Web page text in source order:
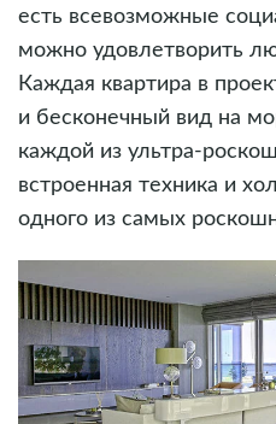
есть всевозможные
можно удовлетворить
Каждая квартира в
и бесконечный вид на
каждой из ультра-
встроенная техника и
одного из самых